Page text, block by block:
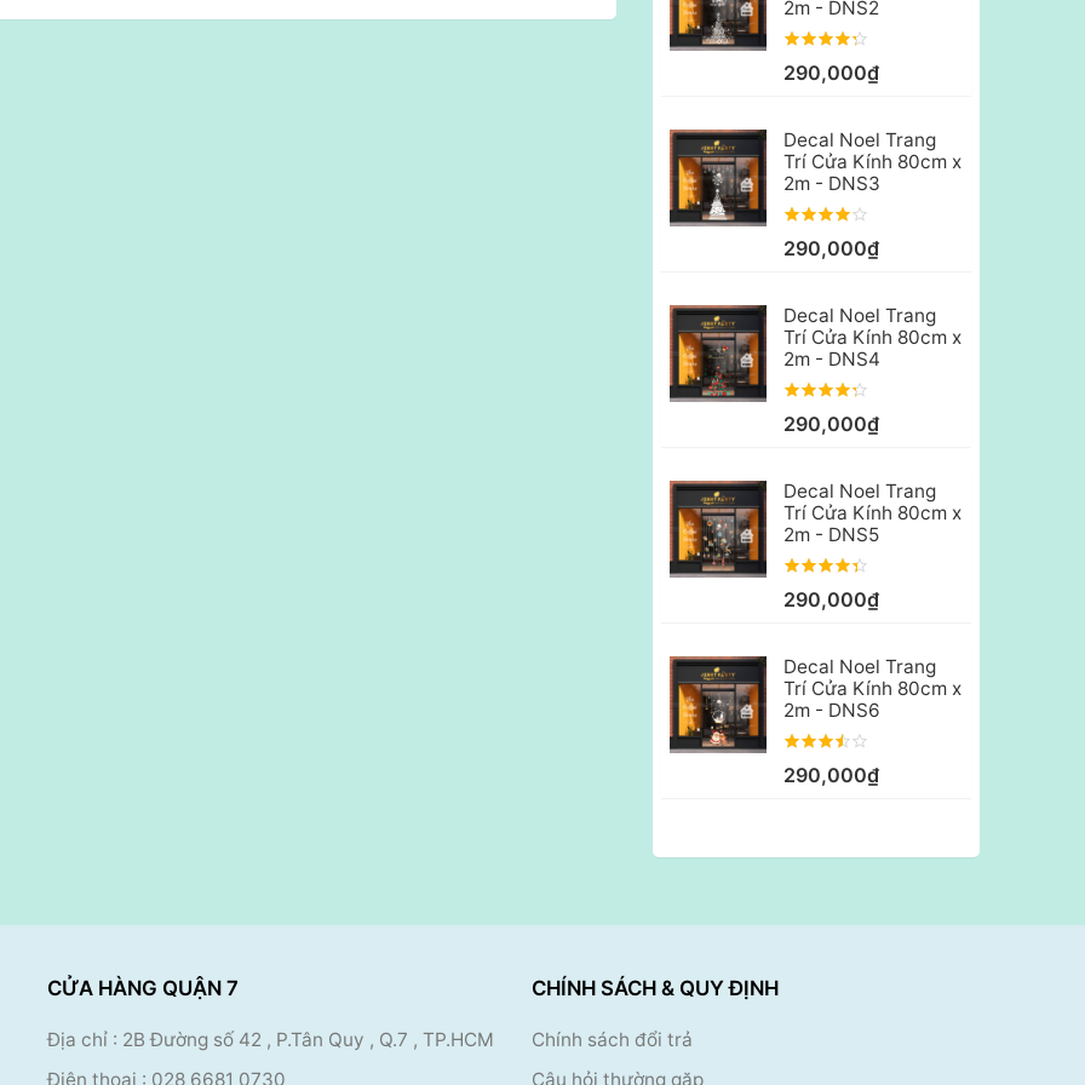
2m - DNS2
290,000₫
Decal Noel Trang
Trí Cửa Kính 80cm x
2m - DNS3
290,000₫
Decal Noel Trang
Trí Cửa Kính 80cm x
2m - DNS4
290,000₫
Decal Noel Trang
Trí Cửa Kính 80cm x
2m - DNS5
290,000₫
Decal Noel Trang
Trí Cửa Kính 80cm x
2m - DNS6
290,000₫
CỬA HÀNG QUẬN 7
Địa chỉ : 2B Đường số 42 , P.Tân Quy , Q.7 , TP.HCM
Điện thoại : 028 6681 0730
CHÍNH SÁCH & QUY ĐỊNH
Chính sách đổi trả
Câu hỏi thường gặp